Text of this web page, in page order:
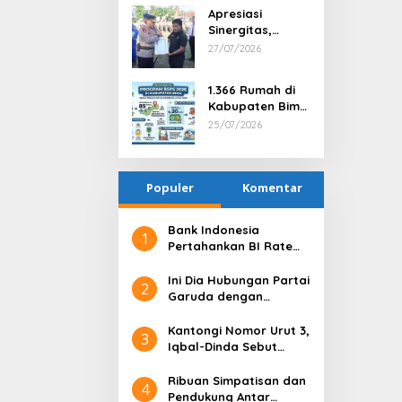
Tindak Tegas
Satu Anggota
via PTDH
Apresiasi
Sinergitas,
Kapolres Bima
kepada Kepala
Desa Nggembe
27/07/2026
1.366 Rumah di
Kabupaten Bima
Terima Bantuan
2026
25/07/2026
Populer Komentar
1
Bank Indonesia
Pertahankan BI Rate
hingga Pertengahan
Juni 4,0 Miliar Dolar AS
2
Ini Dia Hubungan Partai
Garuda dengan
3
Kantongi Nomor Urut 3,
Iqbal-Dinda Sebut
Kemenangan di Pilgub
NTB
4
Ribuan Simpatisan dan
Pendukung Antar